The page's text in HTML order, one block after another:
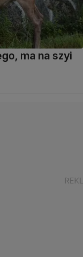
ma na szyi